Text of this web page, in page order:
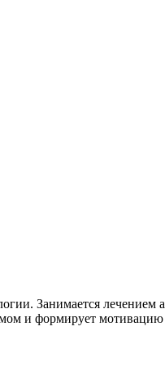
Занимается лечением
и формирует